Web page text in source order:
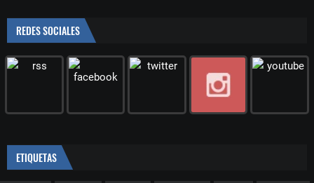
REDES SOCIALES
ETIQUETAS